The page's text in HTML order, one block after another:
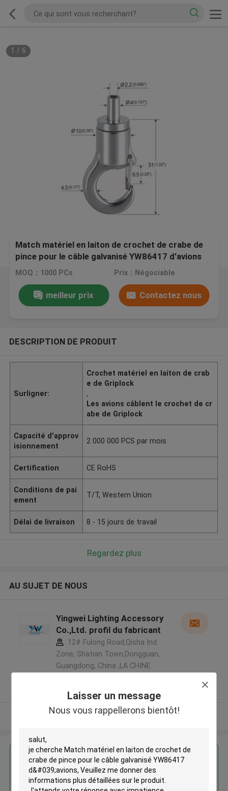
Laisser un message
Nous vous rappellerons bientôt!
1 / 6
Match matériel en laiton de crochet de crabe de
pince pour le câble galvanisé YW86417 d'avions
MOQ：1000 PCs Prix：Négociable
meilleur prix Contactez nous
DESCRIPTION DE PRODUIT
Surligner:
Crochet matériel en laiton de crab
e de Griplock
,
Les avions câblent le crochet de cr
abe de Griplock
Capacité d'approv
isionnement
2 000 000 PCS par mois
Certification CE RoHS
Conditions de pai
ement
T/T, Western Union
Délai de livraison 8 - 15 jours de travail
Regardez plus
AU SUJET DE NOUS
Yingwei Lighting Accessory
Co.,Ltd. profil du fabricant
12# Fulong Road,Qisha Ind.
Zone, Shatian Town,Dongguan,
Guangdong, China ,LA CHINE
Regardez plus
Match matériel en laiton de